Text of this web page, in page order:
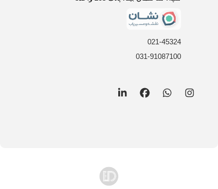
021-45324
031-91087100
Instagram
WhatsApp
Facebook
LinkedIn